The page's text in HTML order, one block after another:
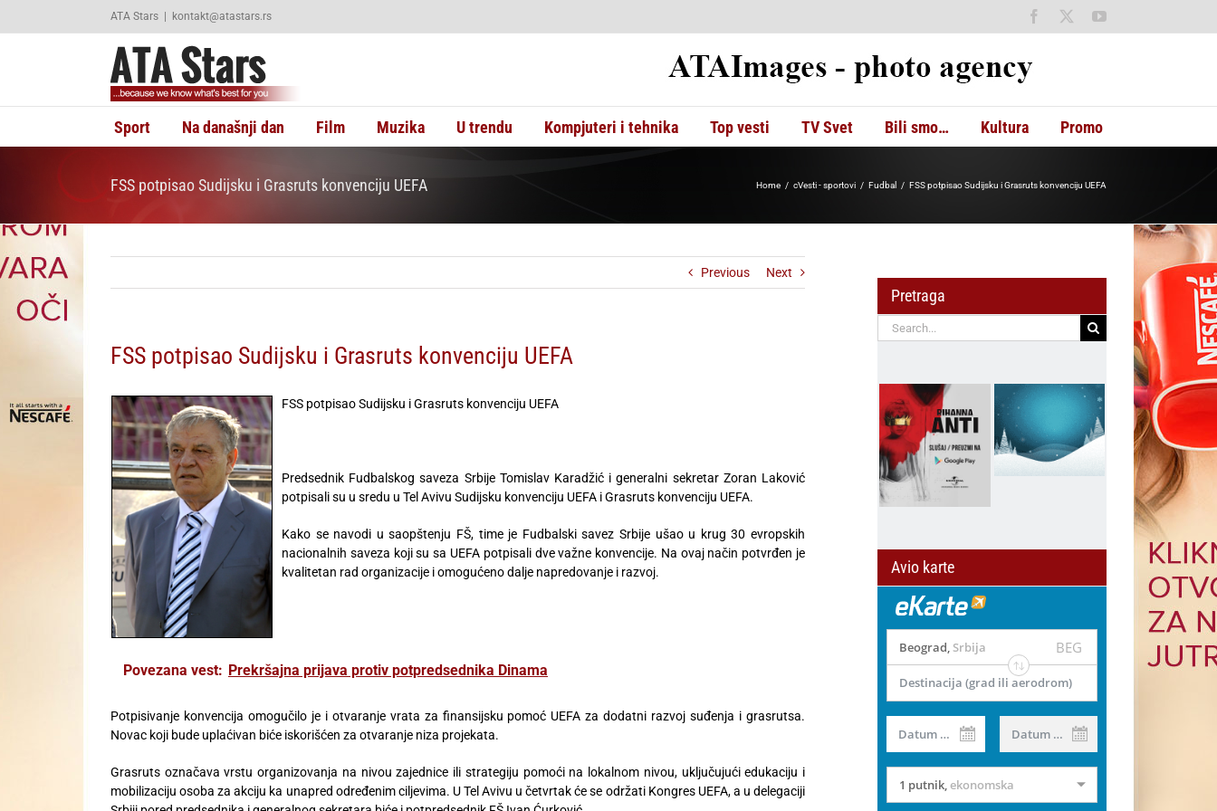
ATA Stars | kontakt@atastars.rs Facebook YouTube
Sport Na današnji dan Film Muzika U trendu Kompjuteri i tehnika Top vesti TV Svet Bili smo… Kultura Promo
FSS potpisao Sudijsku i Grasruts konvenciju UEFA Home cVesti - sportovi Fudbal FSS potpisao Sudijsku i Grasruts konvenciju UEFA
Previous Next
FSS potpisao Sudijsku i Grasruts konvenciju UEFA
FSS potpisao Sudijsku i Grasruts konvenciju UEFA
Predsednik Fudbalskog saveza Srbije Tomislav Karadžić i generalni sekretar Zoran Laković
potpisali su u sredu u Tel Avivu Sudijsku konvenciju UEFA i Grasruts konvenciju UEFA.
Kako se navodi u saopštenju FŠ, time je Fudbalski savez Srbije ušao u krug 30 evropskih
nacionalnih saveza koji su sa UEFA potpisali dve važne konvencije. Na ovaj način potvrđen je
kvalitetan rad organizacije i omogućeno dalje napredovanje i razvoj.
Povezana vest: Prekršajna prijava protiv potpredsednika Dinama
Potpisivanje konvencija omogučilo je i otvaranje vrata za finansijsku pomoć UEFA za dodatni razvoj suđenja i grasrutsa.
Novac koji bude uplaćivan biće iskorišćen za otvaranje niza projekata.
Grasruts označava vrstu organizovanja na nivou zajednice ili strategiju pomoći na lokalnom nivou, uključujući edukaciju i
mobilizaciju osoba za akciju ka unapred određenim ciljevima. U Tel Avivu u četvrtak će se održati Kongres UEFA, a u delegaciji
Pretraga
Search
for:
Avio karte
Beograd, Srbija BEG
Destinacija (grad ili aerodrom)
Datum od Datum do
1 putnik,ekonomska